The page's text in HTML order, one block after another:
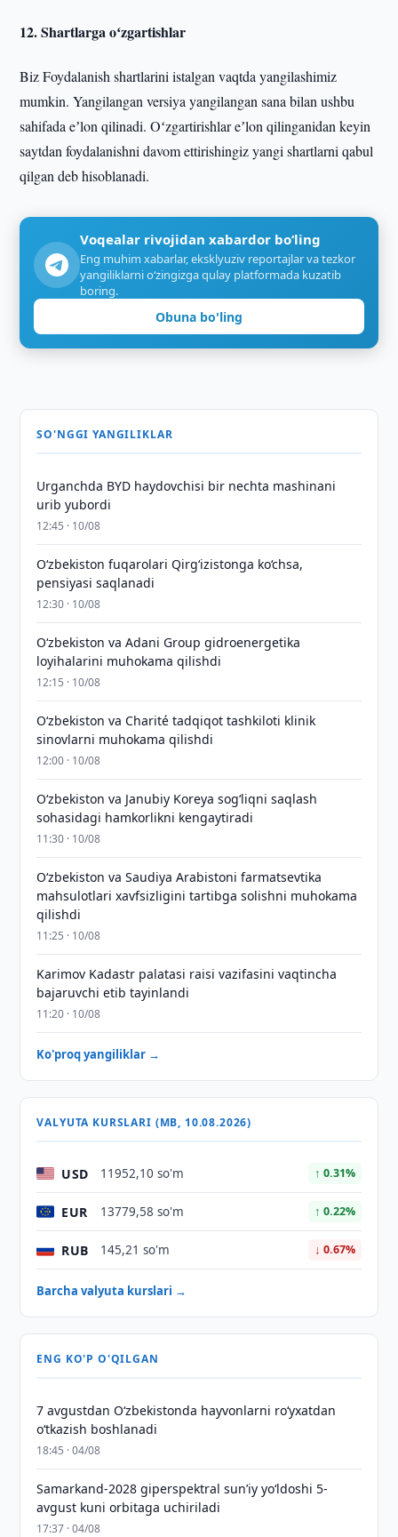
12. Shartlarga oʻzgartishlar
Biz Foydalanish shartlarini istalgan vaqtda yangilashimiz
mumkin. Yangilangan versiya yangilangan sana bilan ushbu
sahifada eʼlon qilinadi. Oʻzgartirishlar eʼlon qilinganidan keyin
saytdan foydalanishni davom ettirishingiz yangi shartlarni qabul
qilgan deb hisoblanadi.
Voqealar rivojidan xabardor bo‘ling
Eng muhim xabarlar, eksklyuziv reportajlar va tezkor
yangiliklarni o‘zingizga qulay platformada kuzatib
boring.
Obuna bo'ling
SO'NGGI YANGILIKLAR
Urganchda BYD haydovchisi bir nechta mashinani
urib yubordi
12:45 · 10/08
O‘zbekiston fuqarolari Qirg‘izistonga ko‘chsa,
pensiyasi saqlanadi
12:30 · 10/08
Oʻzbekiston va Adani Group gidroenergetika
loyihalarini muhokama qilishdi
12:15 · 10/08
Oʻzbekiston va Charité tadqiqot tashkiloti klinik
sinovlarni muhokama qilishdi
12:00 · 10/08
Oʻzbekiston va Janubiy Koreya sogʻliqni saqlash
sohasidagi hamkorlikni kengaytiradi
11:30 · 10/08
Oʻzbekiston va Saudiya Arabistoni farmatsevtika
mahsulotlari xavfsizligini tartibga solishni muhokama
qilishdi
11:25 · 10/08
Karimov Kadastr palatasi raisi vazifasini vaqtincha
bajaruvchi etib tayinlandi
11:20 · 10/08
Ko'proq yangiliklar →
VALYUTA KURSLARI (MB, 10.08.2026)
USD 11952,10 so'm ↑ 0.31%
EUR 13779,58 so'm ↑ 0.22%
RUB 145,21 so'm ↓ 0.67%
Barcha valyuta kurslari →
ENG KO'P O'QILGAN
7 avgustdan O‘zbekistonda hayvonlarni ro‘yxatdan
o‘tkazish boshlanadi
18:45 · 04/08
Samarkand-2028 giperspektral sun’iy yo‘ldoshi 5-
avgust kuni orbitaga uchiriladi
17:37 · 04/08